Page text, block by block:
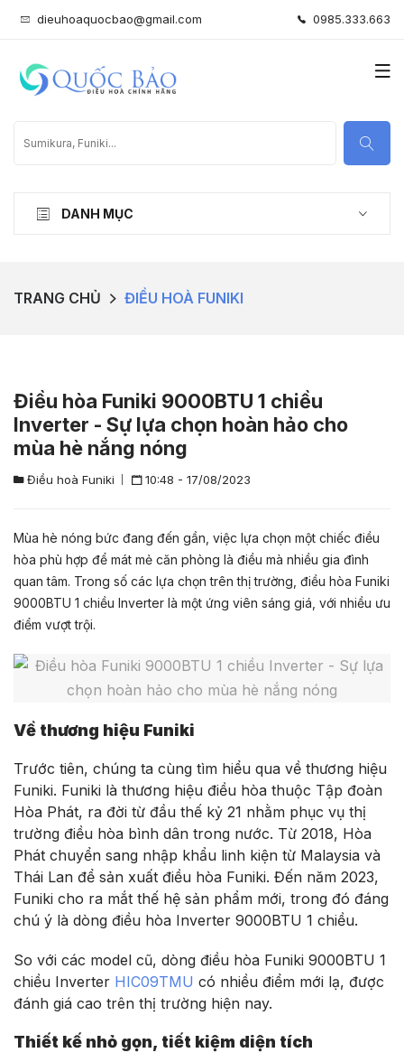
dieuhoaquocbao@gmail.com 0985.333.663
DANH MỤC
TRANG CHỦ ĐIỀU HOÀ FUNIKI
Điều hòa Funiki 9000BTU 1 chiều
Inverter - Sự lựa chọn hoàn hảo cho
mùa hè nắng nóng
Điều hoà Funiki 10:48 - 17/08/2023
Mùa hè nóng bức đang đến gần, việc lựa chọn một chiếc điều
hòa phù hợp để mát mẻ căn phòng là điều mà nhiều gia đình
quan tâm. Trong số các lựa chọn trên thị trường, điều hòa Funiki
9000BTU 1 chiều Inverter là một ứng viên sáng giá, với nhiều ưu
điểm vượt trội.
Về thương hiệu Funiki
Trước tiên, chúng ta cùng tìm hiểu qua về thương hiệu
Funiki. Funiki là thương hiệu điều hòa thuộc Tập đoàn
Hòa Phát, ra đời từ đầu thế kỷ 21 nhằm phục vụ thị
trường điều hòa bình dân trong nước. Từ 2018, Hòa
Phát chuyển sang nhập khẩu linh kiện từ Malaysia và
Thái Lan để sản xuất điều hòa Funiki. Đến năm 2023,
Funiki cho ra mắt thế hệ sản phẩm mới, trong đó đáng
chú ý là dòng điều hòa Inverter 9000BTU 1 chiều.
So với các model cũ, dòng điều hòa Funiki 9000BTU 1
chiều Inverter HIC09TMU có nhiều điểm mới lạ, được
đánh giá cao trên thị trường hiện nay.
Thiết kế nhỏ gọn, tiết kiệm diện tích